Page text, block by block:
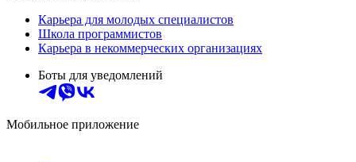
Карьера для молодых специалистов
Школа программистов
Карьера в некоммерческих организациях
Боты для уведомлений
Мобильное приложение